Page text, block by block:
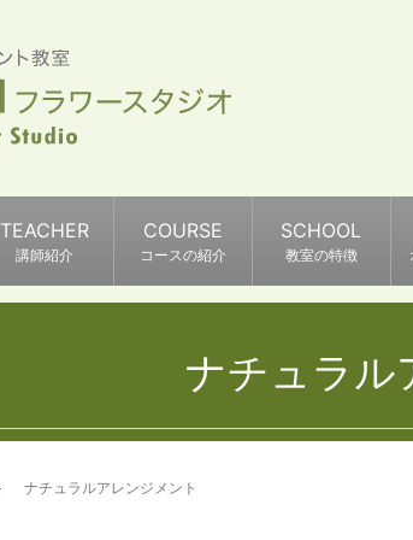
TEACHER
講師紹介
COURSE
コースの紹介
SCHOOL
教室の特徴
ナチュラル
ナチュラルアレンジメント